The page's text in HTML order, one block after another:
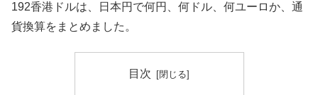
192香港ドルは、日本円で何円、何ドル、何ユーロか、通
貨換算をまとめました。
目次